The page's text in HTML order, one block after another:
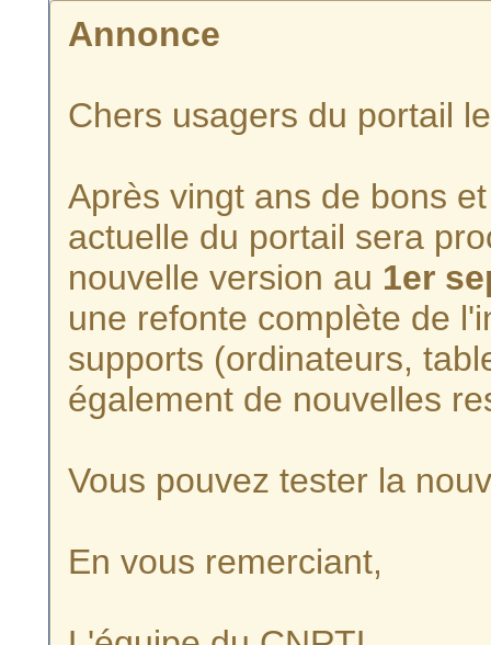
Annonce
Chers usagers du portail
Après vingt ans de bons
actuelle du portail sera
nouvelle version au 1er
une refonte complète de
supports (ordinateurs,
également de nouvelles
Vous pouvez tester la
En vous remerciant,